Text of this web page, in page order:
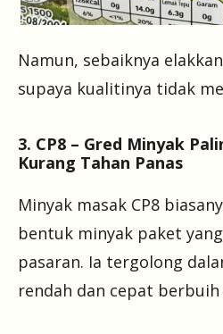
Namun, sebaiknya
supaya kualitinya tidak
3. CP8 – Gred Minyak
Kurang Tahan Panas
Minyak masak CP8
bentuk minyak paket
pasaran. Ia tergolong
rendah dan cepat